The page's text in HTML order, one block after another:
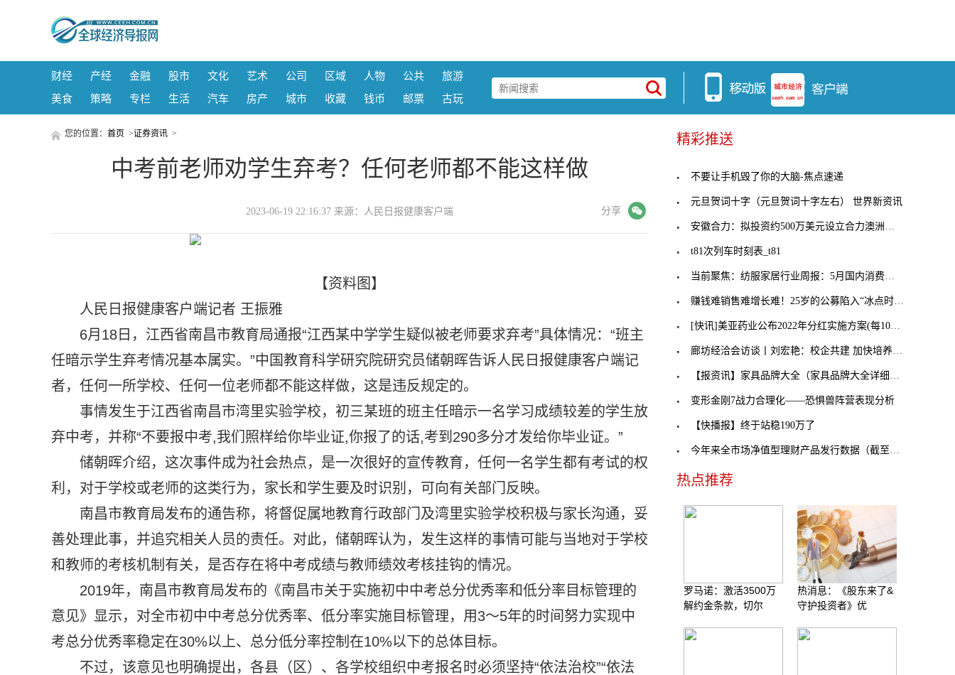
财经 产经 金融 股市 文化 艺术 公司 区域 人物 公共
旅游
美食
策略 专栏 生活 汽车 房产 城市 收藏 钱币 邮票 古玩
您的位置： 首页 >证券资讯 >
中考前老师劝学生弃考？任何老师都不能这样做
2023-06-19 22:16:37 来源：人民日报健康客户端 分享
【资料图】
人民日报健康客户端记者 王振雅
6月18日，江西省南昌市教育局通报“江西某中学学生疑似被老师要求弃考”具体情况：“班主
任暗示学生弃考情况基本属实。”中国教育科学研究院研究员储朝晖告诉人民日报健康客户端记
者，任何一所学校、任何一位老师都不能这样做，这是违反规定的。
事情发生于江西省南昌市湾里实验学校，初三某班的班主任暗示一名学习成绩较差的学生放
弃中考，并称“不要报中考,我们照样给你毕业证,你报了的话,考到290多分才发给你毕业证。”
储朝晖介绍，这次事件成为社会热点，是一次很好的宣传教育，任何一名学生都有考试的权
利，对于学校或老师的这类行为，家长和学生要及时识别，可向有关部门反映。
南昌市教育局发布的通告称，将督促属地教育行政部门及湾里实验学校积极与家长沟通，妥
善处理此事，并追究相关人员的责任。对此，储朝晖认为，发生这样的事情可能与当地对于学校
和教师的考核机制有关，是否存在将中考成绩与教师绩效考核挂钩的情况。
2019年，南昌市教育局发布的《南昌市关于实施初中中考总分优秀率和低分率目标管理的
意见》显示，对全市初中中考总分优秀率、低分率实施目标管理，用3～5年的时间努力实现中
考总分优秀率稳定在30%以上、总分低分率控制在10%以下的总体目标。
不过，该意见也明确提出，各县（区）、各学校组织中考报名时必须坚持“依法治校”“依法
精彩推送
不要让手机毁了你的大脑-焦点速递
元旦贺词十字（元旦贺词十字左右） 世界新资讯
安徽合力：拟投资约500万美元设立合力澳洲公司
t81次列车时刻表_t81
当前聚焦：纺服家居行业周报：5月国内消费市场延续
赚钱难销售难增长难！25岁的公募陷入“冰点时刻”，
[快讯]美亚药业公布2022年分红实施方案(每10股转增2
廊坊经洽会访谈丨刘宏艳：校企共建 加快培养跨境电
【报资讯】家具品牌大全（家具品牌大全详细介绍
变形金刚7战力合理化——恐惧兽阵营表现分析
【快播报】终于站稳190万了
今年来全市场净值型理财产品发行数据（截至6月18日
热点推荐
罗马诺：激活3500万
解约金条款，切尔
热消息：《股东来了&
守护投资者》优